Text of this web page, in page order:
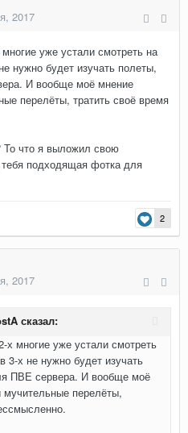
2017
уже устали смотреть на
нужно будет изучать полеты,
И вообще моё мнение
перелёты, тратить своё время
То что я выложил свою
подходящая фотка для
2
2017
сказал:
х многие уже устали смотреть
3-х не нужно будет изучать
ПВЕ сервера. И вообще моё
перелёты,